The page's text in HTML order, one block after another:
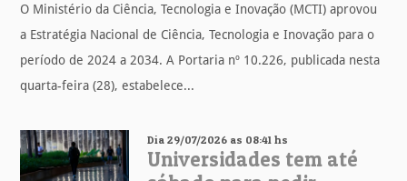
O Ministério da Ciência, Tecnologia e Inovação (MCTI) aprovou
a Estratégia Nacional de Ciência, Tecnologia e Inovação para o
período de 2024 a 2034. A Portaria nº 10.226, publicada nesta
quarta-feira (28), estabelece...
Dia 29/07/2026 as 08:41 hs
Universidades tem até